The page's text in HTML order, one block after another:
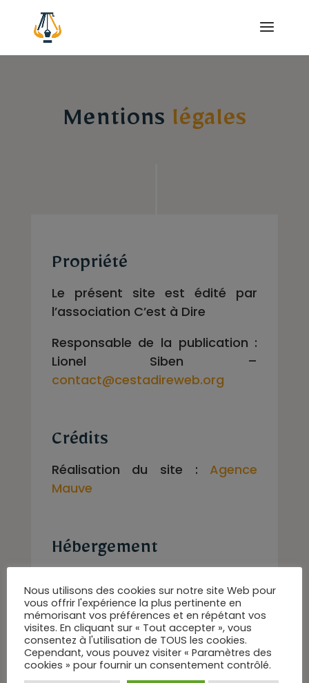
Mentions légales
Propriété
Le présent site est édité par
l’association C’est à Dire
Responsable de la publication :
Lionel Siben –
contact@cestadireweb.org
Crédits
Réalisation du site : Agence
Mauve
Hébergement
2 rue Kellermann
BP 80157
59100 Roubaix
Nous utilisons des cookies sur notre site Web pour
vous offrir l'expérience la plus pertinente en
mémorisant vos préférences et en répétant vos
visites. En cliquant sur « Tout accepter », vous
consentez à l'utilisation de TOUS les cookies.
Cependant, vous pouvez visiter « Paramètres des
cookies » pour fournir un consentement contrôlé.